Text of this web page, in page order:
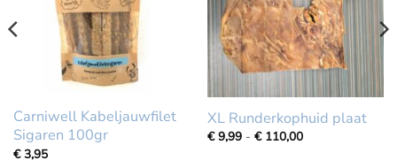
Carniwell Kabeljauwfilet
Sigaren 100gr
€3,95
XL Runderkophuid plaat
€9,99 - € 110,00Prijsklasse: